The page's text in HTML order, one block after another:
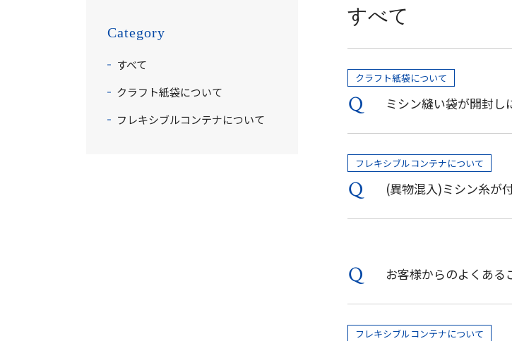
Category
すべて
クラフト紙袋について
フレキシブルコンテナについて
すべて
クラフト紙袋について
ミシン縫い袋が開封し
フレキシブルコンテナについて
(異物混入)ミシン糸が
お客様からのよくある
フレキシブルコンテナについて